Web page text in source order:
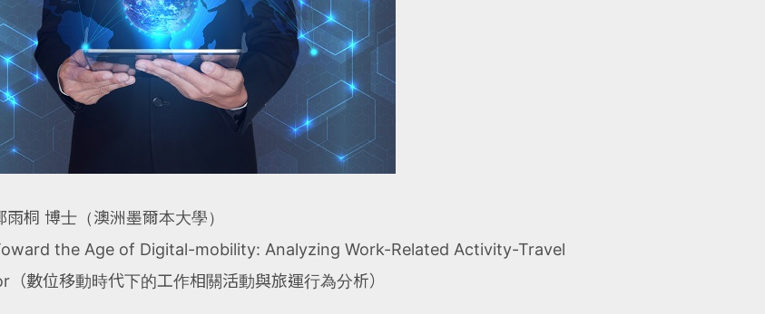
雨桐 博士（澳洲墨爾本大學）
the Age of Digital-mobility: Analyzing Work-Related Activity-Travel
（數位移動時代下的工作相關活動與旅運行為分析）